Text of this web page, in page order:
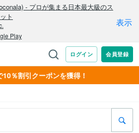
％割引クーポンを獲得！